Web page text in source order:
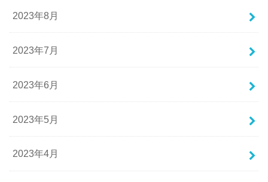
2023年8月
2023年7月
2023年6月
2023年5月
2023年4月